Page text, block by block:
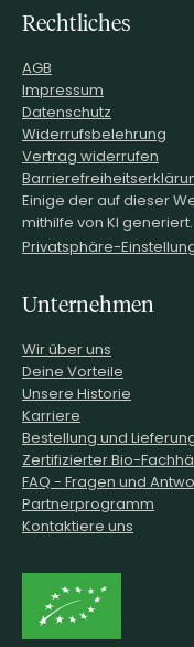
Rechtliches
AGB
Impressum
Datenschutz
Widerrufsbelehrung
Vertrag widerrufen
Einige der auf dieser
mithilfe von KI generiert.
Privatsphäre-
Unternehmen
Wir über uns
Deine Vorteile
Unsere Historie
Karriere
Bestellung und
Zertifizierter Bio-
FAQ - Fragen und
Partnerprogramm
Kontaktiere uns